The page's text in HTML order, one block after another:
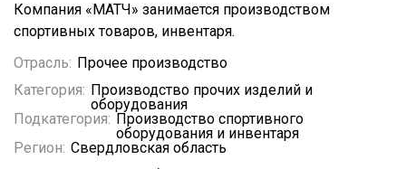
Компания «МАТЧ» занимается производством
спортивных товаров, инвентаря.
Отрасль: Прочее производство
Категория: Производство прочих изделий и
оборудования
Подкатегория: Производство спортивного
оборудования и инвентаря
Регион: Свердловская область